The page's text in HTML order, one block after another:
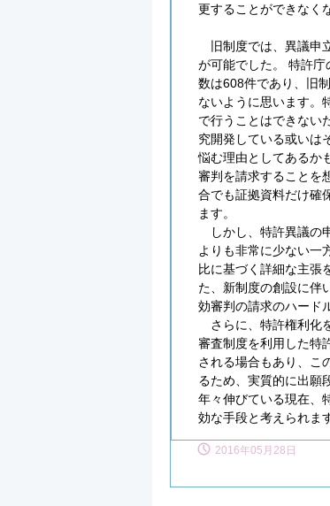
更することができなく
旧制度では、異議申
が可能でした。 特許
数は608件であり、旧
ないように思います。
で行うことはできない
究開発している或いは
悩む理由としてあるか
審判を請求することを
合でも証拠資料だけ確
ます。
しかし、特許異議の
よりも非常に少ない一
比に基づく詳細な主張
た、新制度の創設に伴
効審判の請求のハード
さらに、特許権利化
審査制度を利用した特
される場合もあり、こ
るため、実質的に出願
年々伸びている現在、
効な手段と考えられま
2016年05月28日